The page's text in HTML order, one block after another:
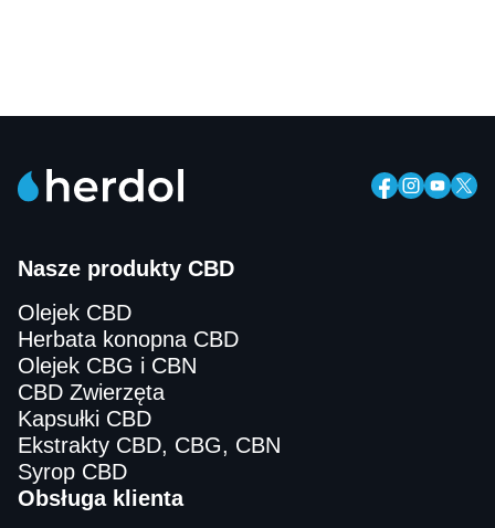
Nasze produkty CBD
Olejek CBD
Herbata konopna CBD
Olejek CBG i CBN
CBD Zwierzęta
Kapsułki CBD
Ekstrakty CBD, CBG, CBN
Syrop CBD
Obsługa klienta